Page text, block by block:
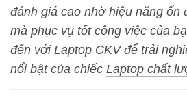
đánh giá cao nhờ hiệu năng ổn
mà phục vụ tốt công việc của
đến với Laptop CKV để trải
nổi bật của chiếc Laptop chất